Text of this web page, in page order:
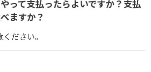
って支払ったらよいですか？支払
ますか？
ださい。